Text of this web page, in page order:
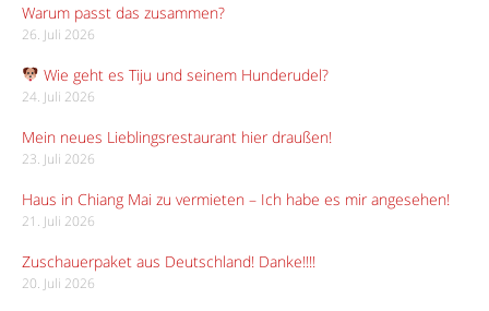
Warum passt das zusammen?
26. Juli 2026
Wie geht es Tiju und seinem Hunderudel?
24. Juli 2026
Mein neues Lieblingsrestaurant hier draußen!
23. Juli 2026
Haus in Chiang Mai zu vermieten – Ich habe es mir angesehen!
21. Juli 2026
Zuschauerpaket aus Deutschland! Danke!!!!
20. Juli 2026